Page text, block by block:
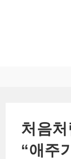
처음
“애주